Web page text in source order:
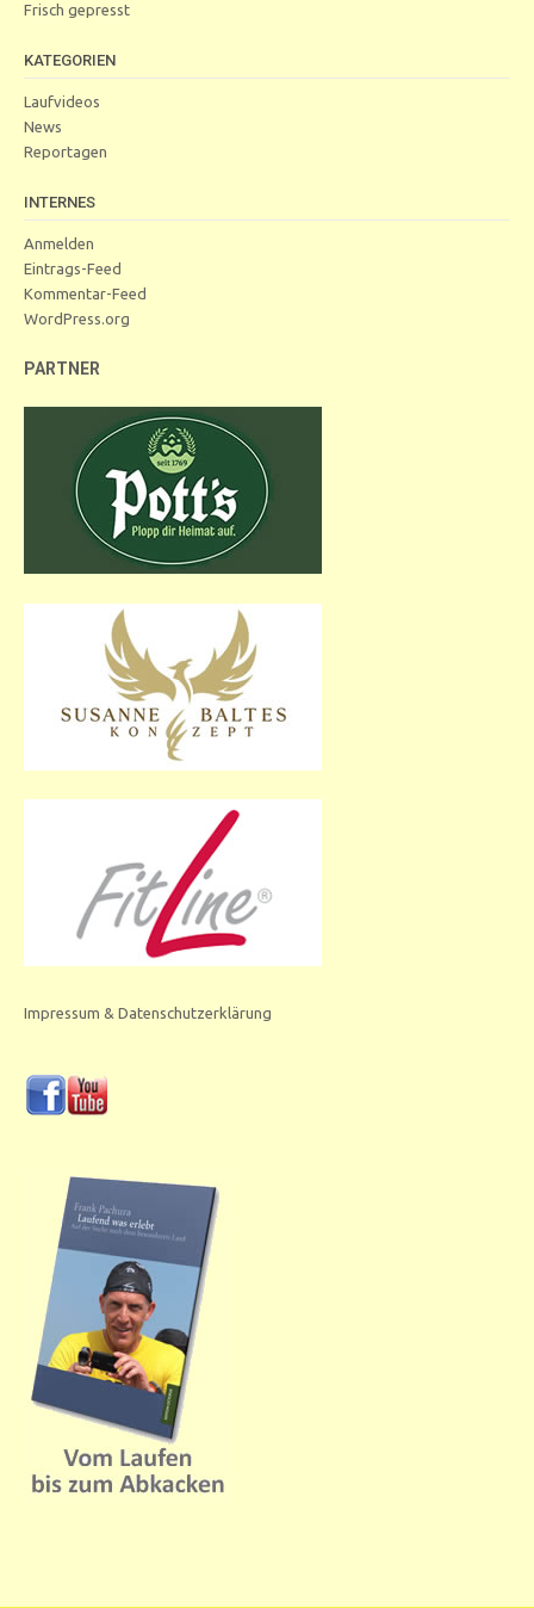
Frisch gepresst
KATEGORIEN
Laufvideos
News
Reportagen
INTERNES
Anmelden
Eintrags-Feed
Kommentar-Feed
WordPress.org
PARTNER
Impressum & Datenschutzerklärung